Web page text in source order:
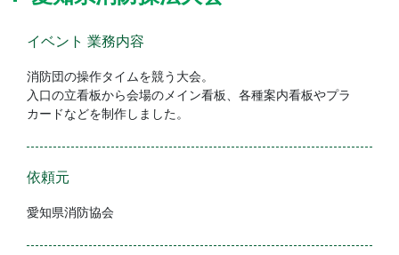
イベント 業務内容
消防団の操作タイムを競う大会。
入口の立看板から会場のメイン看板、各種案内看板やプラ
カードなどを制作しました。
依頼元
愛知県消防協会